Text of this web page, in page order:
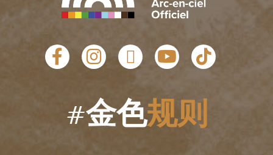
社会链接
#金色规则